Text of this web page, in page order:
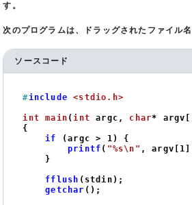
す。
次のプログラムは、ドラッグされたファイル
ソースコード
#include <stdio.h>
int main (int argc, char*
{
if
(argc > 1 ) {
printf ( "%s\n" , argv[ 1
fflush (stdin);
getchar ();